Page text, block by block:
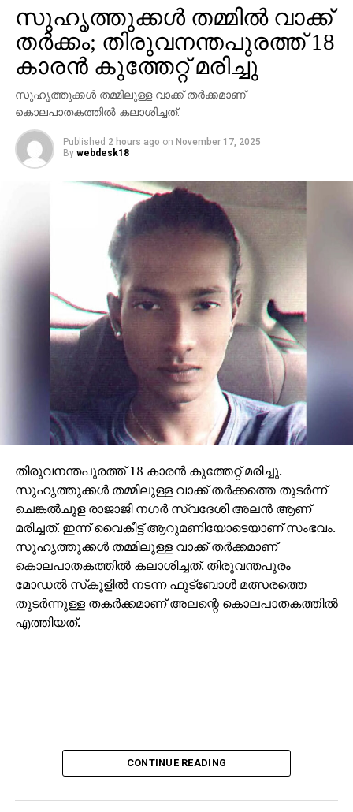
പങ്കെടുത്തത്.
സുഹൃത്തുക്കള്‍ തമ്മില്‍ വാക്ക്
തര്‍ക്കം; തിരുവനന്തപുരത്ത് 18
കാരന്‍ കുത്തേറ്റ് മരിച്ചു
സുഹൃത്തുക്കള്‍ തമ്മിലുള്ള വാക്ക് തര്‍ക്കമാണ്
കൊലപാതകത്തില്‍ കലാശിച്ചത്.
Published 2 hours ago on November 17, 2025
By webdesk18
തിരുവനന്തപുരത്ത് 18 കാരന്‍ കുത്തേറ്റ് മരിച്ചു.
സുഹൃത്തുക്കള്‍ തമ്മിലുള്ള വാക്ക് തര്‍ക്കത്തെ തുടര്‍ന്ന്
ചെങ്കല്‍ചൂള രാജാജി നഗര്‍ സ്വദേശി അലന്‍ ആണ്
മരിച്ചത്. ഇന്ന് വൈകീട്ട് ആറുമണിയോടെയാണ് സംഭവം.
സുഹൃത്തുക്കള്‍ തമ്മിലുള്ള വാക്ക് തര്‍ക്കമാണ്
കൊലപാതകത്തില്‍ കലാശിച്ചത്. തിരുവന്തപുരം
മോഡല്‍ സ്‌കൂളില്‍ നടന്ന ഫുട്‌ബോള്‍ മത്സരത്തെ
തുടര്‍ന്നുള്ള തകര്‍ക്കമാണ് അലന്റെ കൊലപാതകത്തില്‍
എത്തിയത്.
CONTINUE READING